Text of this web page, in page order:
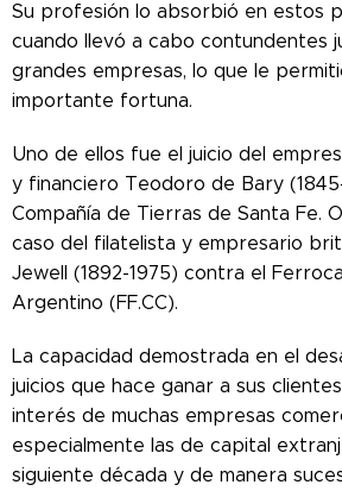
Su profesión lo absorbió en estos
cuando llevó a cabo contundentes
grandes empresas, lo que le
importante fortuna.
Uno de ellos fue el juicio del
y financiero Teodoro de Bary
Compañía de Tierras de Santa Fe.
caso del filatelista y empresario
Jewell (1892-1975) contra el
Argentino (FF.CC).
La capacidad demostrada en el
juicios que hace ganar a sus
interés de muchas empresas
especialmente las de capital
siguiente década y de manera